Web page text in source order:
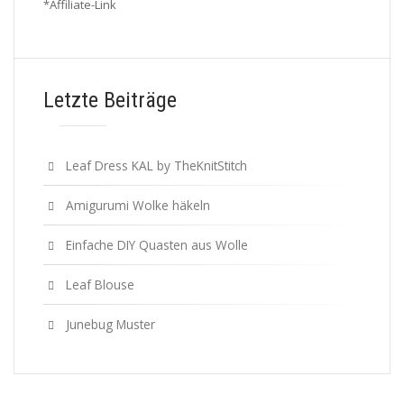
*Affiliate-Link
Letzte Beiträge
Leaf Dress KAL by TheKnitStitch
Amigurumi Wolke häkeln
Einfache DIY Quasten aus Wolle
Leaf Blouse
Junebug Muster